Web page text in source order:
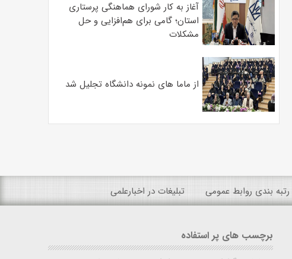
آغاز به کار شورای هماهنگی پرستاری
استان؛ گامی برای هم‌افزایی و حل
مشکلات
از ماما های نمونه دانشگاه تجلیل شد
رتبه بندی روابط عمومی تبلیغات در اخبارعلمی
برچسب های پر استفاده